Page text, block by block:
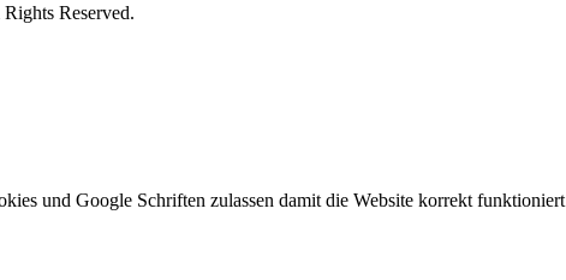
Reserved.
und Google Schriften zulassen damit die Website korrekt funktioniert